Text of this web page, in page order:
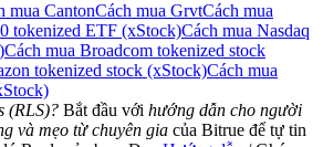
mua CantonCách mua GrvtCách mua
tokenized ETF (xStock)Cách mua Nasdaq
Cách mua Broadcom tokenized stock
tokenized stock (xStock)Cách mua
(RLS)? Bắt đầu với hướng dẫn cho người
và mẹo từ chuyên gia của Bitrue để tự tin